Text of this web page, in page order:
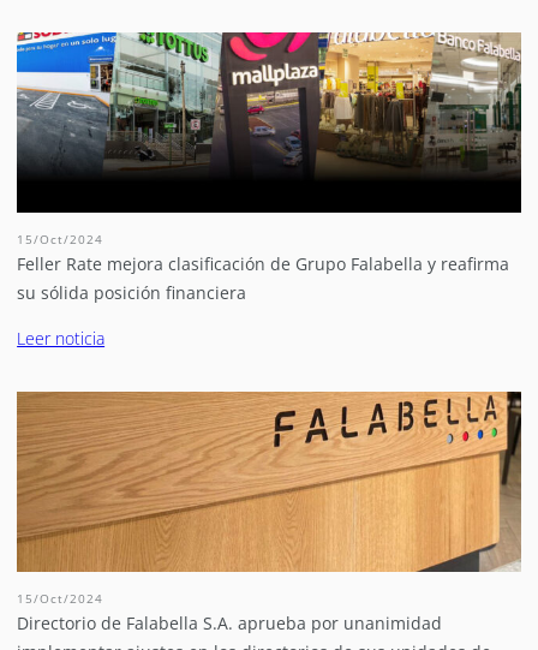
15/Oct/2024
Feller Rate mejora clasificación de Grupo Falabella y reafirma
su sólida posición financiera
Leer noticia
15/Oct/2024
Directorio de Falabella S.A. aprueba por unanimidad